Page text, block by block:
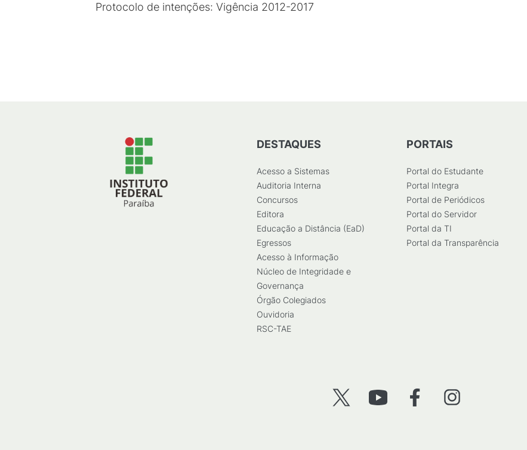
Protocolo de intenções: Vigência 2012-2017
DESTAQUES
Acesso a Sistemas
Auditoria Interna
Concursos
Editora
Educação a Distância (EaD)
Egressos
Acesso à Informação
Núcleo de Integridade e
Governança
Órgão Colegiados
Ouvidoria
RSC-TAE
PORTAIS
Portal do Estudante
Portal Integra
Portal de Periódicos
Portal do Servidor
Portal da TI
Portal da Transparência